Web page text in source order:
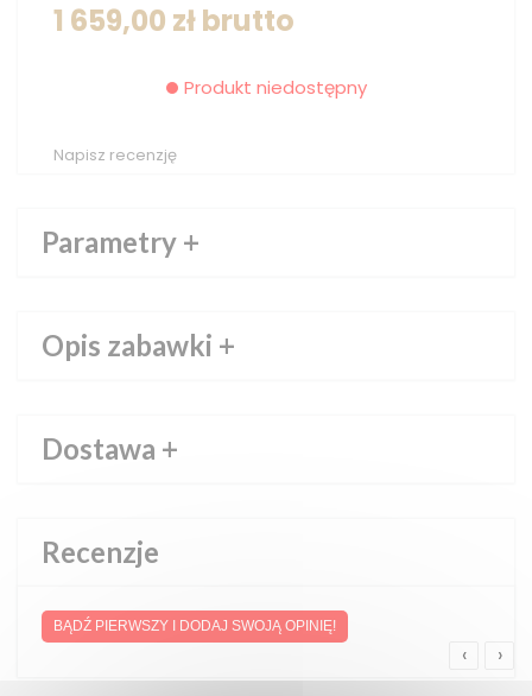
1 659,00 złbrutto
Produkt niedostępny
Napisz recenzję
Parametry +
Opis zabawki +
Dostawa +
Recenzje
BĄDŹ PIERWSZY I DODAJ SWOJĄ OPINIĘ!
‹ ›